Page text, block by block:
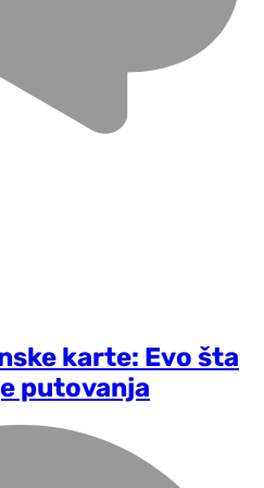
karte: Evo šta
putovanja